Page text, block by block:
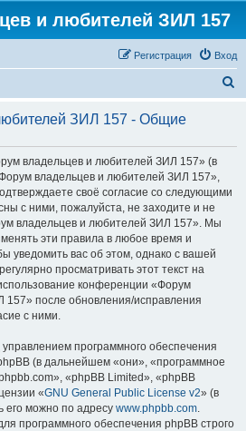
и любителей ЗИЛ 157
Вход
Регистрация
с
ЗИЛ 157 - Общие
владельцев и любителей ЗИЛ 157» (в
владельцев и любителей ЗИЛ 157»,
своё согласие со следующими
с ними, пожалуйста, не заходите и не
владельцев и любителей ЗИЛ 157». Мы
эти правила в любое время и
уведомить вас об этом, однако с вашей
просматривать этот текст на
конференции «Форум
после обновления/исправления
с ними.
программного обеспечения
(в дальнейшем «они», «программное
«phpBB Limited», «phpBB
«GNU General Public License v2» (в
его можно по адресу www.phpbb.com.
программного обеспечения phpBB строго